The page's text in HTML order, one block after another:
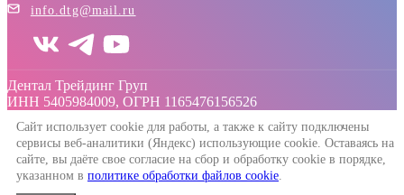
info.dtg@mail.ru
Дентал Трейдинг Груп
ИНН 5405984009, ОГРН 1165476156526
Сайт использует cookie для работы, а также к сайту подключены
сервисы веб-аналитики (Яндекс) использующие cookie. Оставаясь на
сайте, вы даёте свое согласие на сбор и обработку cookie в порядке,
указанном в политике обработки файлов cookie.